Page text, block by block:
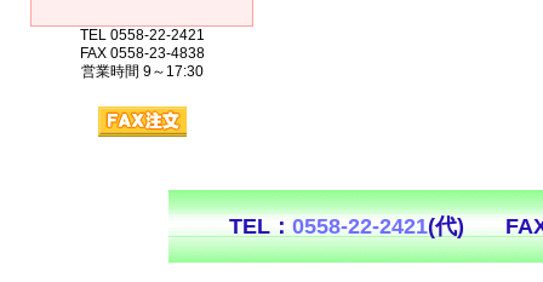
TEL 0558-22-2421
FAX 0558-23-4838
営業時間 9～17:30